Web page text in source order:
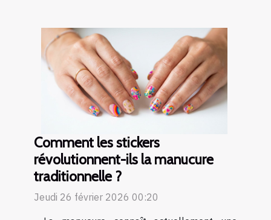
Comment les stickers
révolutionnent-ils la manucure
traditionnelle ?
Jeudi 26 février 2026 00:20